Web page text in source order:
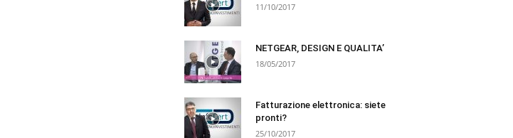
11/10/2017
NETGEAR, DESIGN E QUALITA’
18/05/2017
Fatturazione elettronica: siete
pronti?
25/10/2017